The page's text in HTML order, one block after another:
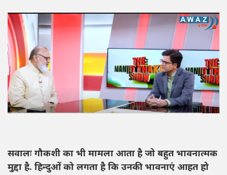
सवालः गौकशी का भी मामला आता है जो बहुत भावनात्मक
मुद्दा है. हिन्दुओं को लगता है कि उनकी भावनाएं आहत हो